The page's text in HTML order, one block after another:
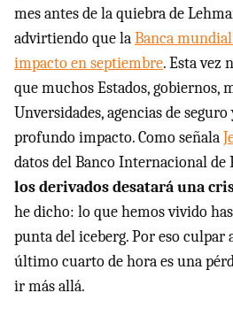
mes antes de la quiebra de
advirtiendo que laBanca
impacto en septiembre. Esta vez
que muchos Estados, gobiernos,
Unversidades, agencias de
profundo impacto. Como señala
datos del Banco Internacional de
los derivados desatará una
he dicho: lo que hemos vivido
punta del iceberg. Por eso culpar
último cuarto de hora es una
ir más allá.